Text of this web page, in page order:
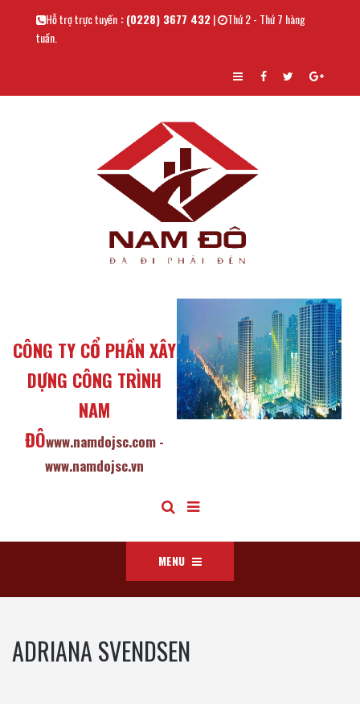
Hỗ trợ trực tuyến :(0228) 3677 432|
Thứ 2 - Thứ 7 hàng
tuần.
CÔNG TY CỔ PHẦN XÂY
DỰNG CÔNG TRÌNH
NAM
ĐÔwww.namdojsc.com -
www.namdojsc.vn
MENU
ADRIANA SVENDSEN